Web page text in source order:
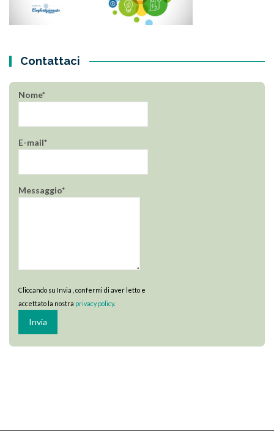
Contattaci
Nome*
E-mail*
Messaggio*
Cliccando su Invia , confermi di aver letto e
accettato la nostra privacy policy.